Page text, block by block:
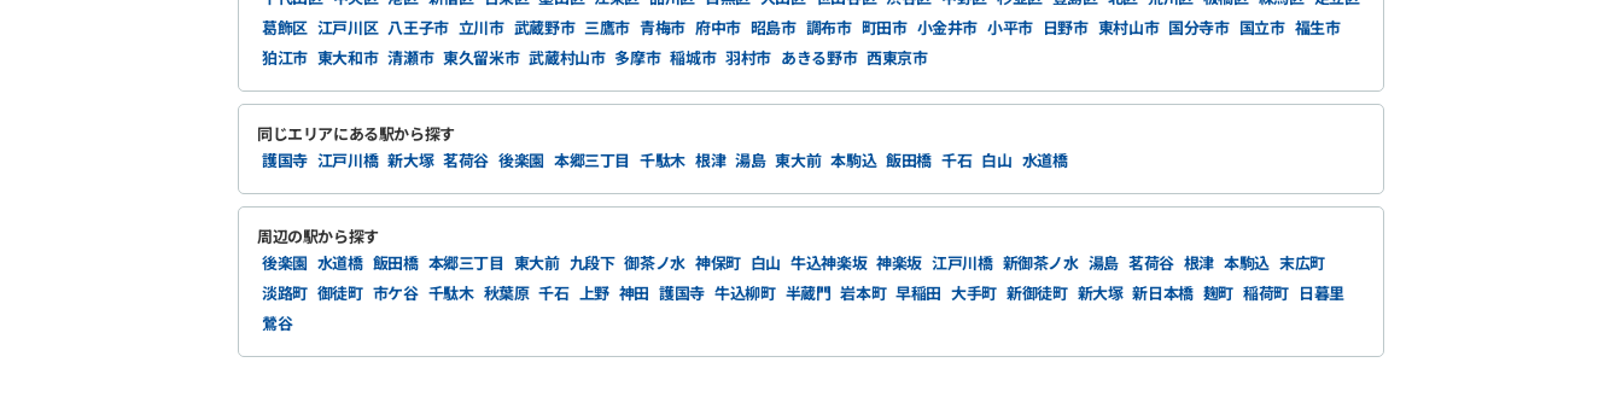
葛飾区 江戸川区 八王子市 立川市 武蔵野市 三鷹市 青梅市 府中市 昭島市 調布市 町田市 小金井市 小平市 日野市 東村山市 国分寺市 国立市 福生市
狛江市 東大和市 清瀬市 東久留米市 武蔵村山市 多摩市 稲城市 羽村市 あきる野市 西東京市
同じエリアにある駅から探す
護国寺 江戸川橋 新大塚 茗荷谷 後楽園 本郷三丁目 千駄木 根津 湯島 東大前 本駒込 飯田橋 千石 白山 水道橋
周辺の駅から探す
後楽園 水道橋 飯田橋 本郷三丁目 東大前 九段下 御茶ノ水 神保町 白山 牛込神楽坂 神楽坂 江戸川橋 新御茶ノ水 湯島 茗荷谷 根津 本駒込 末広町
淡路町 御徒町 市ケ谷 千駄木 秋葉原 千石 上野 神田 護国寺 牛込柳町 半蔵門 岩本町 早稲田 大手町 新御徒町 新大塚 新日本橋 麹町 稲荷町 日暮里
鶯谷